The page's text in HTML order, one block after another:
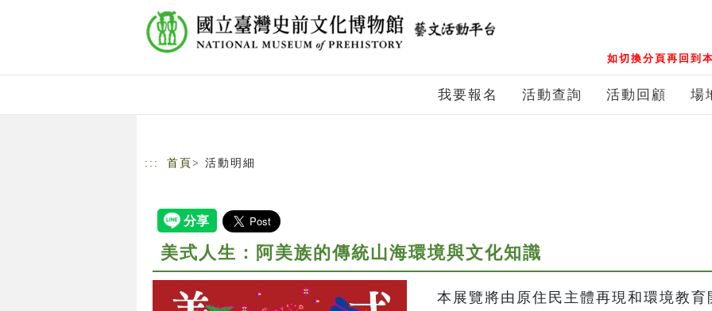
如切換分頁再回到
我要報名 活動查詢 活動回顧 場
::: 首頁 > 活動明細
美式人生：阿美族的傳統山海環境與文化知識
本展覽將由原住民主體再現和環境教